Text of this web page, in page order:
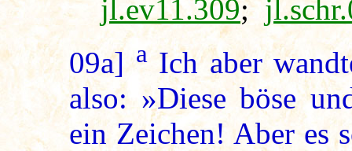
jl.ev11.309;
09a] aIch aber
also: »Diese böse
ein Zeichen! Aber es